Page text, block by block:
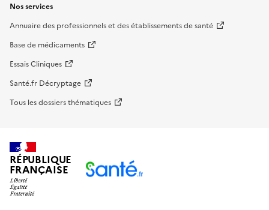
Nos services
Annuaire des professionnels et des établissements de santé
Base de médicaments
Essais Cliniques
Santé.fr Décryptage
Tous les dossiers thématiques
RÉPUBLIQUE
FRANÇAISE